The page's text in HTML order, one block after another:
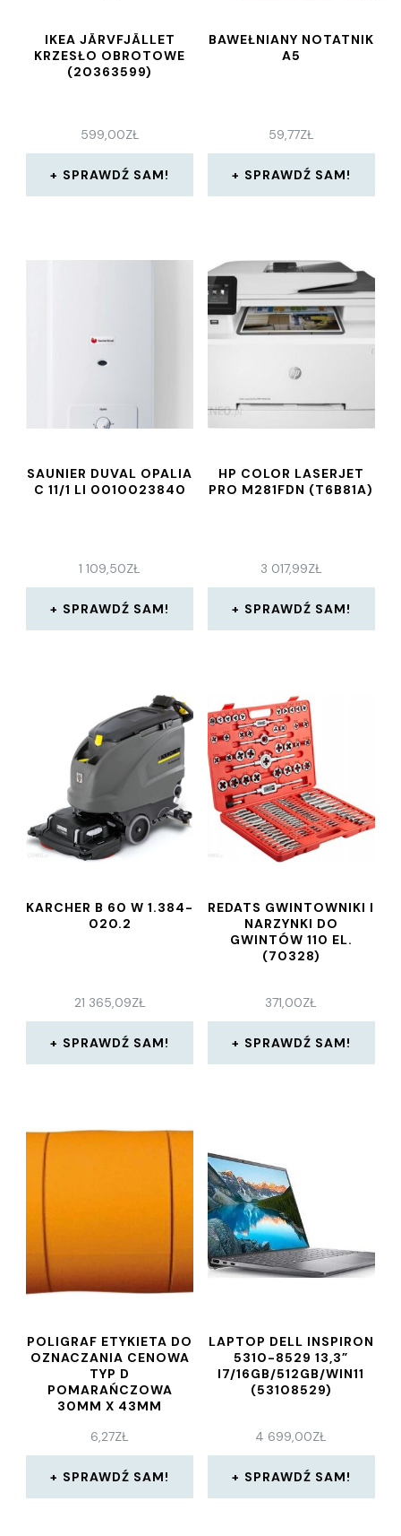
IKEA JÄRVFJÄLLET
KRZESŁO OBROTOWE
(20363599)
599,00ZŁ
SPRAWDŹ SAM!
BAWEŁNIANY NOTATNIK
A5
59,77ZŁ
SPRAWDŹ SAM!
SAUNIER DUVAL OPALIA
C 11/1 LI 0010023840
1 109,50ZŁ
SPRAWDŹ SAM!
HP COLOR LASERJET
PRO M281FDN (T6B81A)
3 017,99ZŁ
SPRAWDŹ SAM!
KARCHER B 60 W 1.384-
020.2
21 365,09ZŁ
SPRAWDŹ SAM!
REDATS GWINTOWNIKI I
NARZYNKI DO
GWINTÓW 110 EL.
(70328)
371,00ZŁ
SPRAWDŹ SAM!
POLIGRAF ETYKIETA DO
OZNACZANIA CENOWA
TYP D
POMARAŃCZOWA
30MM X 43MM
6,27ZŁ
SPRAWDŹ SAM!
LAPTOP DELL INSPIRON
5310-8529 13,3”
I7/16GB/512GB/WIN11
(53108529)
4 699,00ZŁ
SPRAWDŹ SAM!